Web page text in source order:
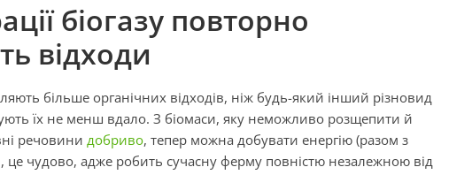
біогазу повторно
відходи
більше органічних відходів, ніж будь-який інший різновид
їх не менш вдало. З біомаси, яку неможливо розщепити й
речовини добриво, тепер можна добувати енергію (разом з
це чудово, адже робить сучасну ферму повністю незалежною від